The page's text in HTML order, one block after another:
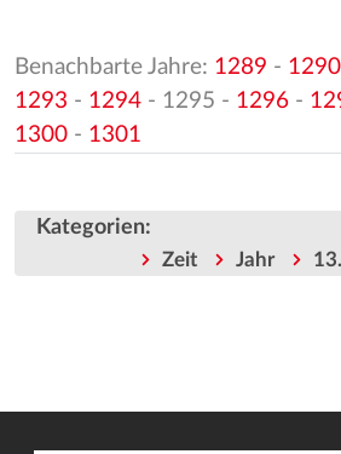
Benachbarte Jahre: 1289 - 1290
1293 - 1294 - 1295 - 1296 -
1300 - 1301
Kategorien:
Zeit Jahr